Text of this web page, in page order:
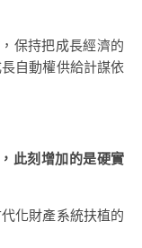
保持把成長經濟的
自動權供給計謀依
此刻增加的是硬實
化財產系統扶植的